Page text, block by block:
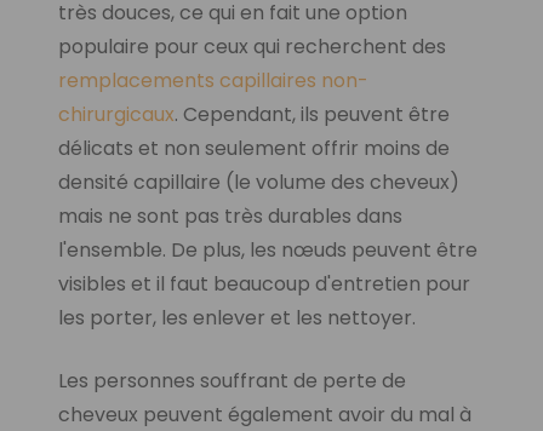
très douces, ce qui en fait une option
populaire pour ceux qui recherchent des
remplacements capillaires non-
chirurgicaux. Cependant, ils peuvent être
délicats et non seulement offrir moins de
densité capillaire (le volume des cheveux)
mais ne sont pas très durables dans
l'ensemble. De plus, les nœuds peuvent être
visibles et il faut beaucoup d'entretien pour
les porter, les enlever et les nettoyer.
Les personnes souffrant de perte de
cheveux peuvent également avoir du mal à